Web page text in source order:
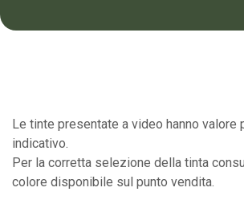
Le tinte presentate a video hanno valore
indicativo.
Per la corretta selezione della tinta
colore disponibile sul punto vendita.